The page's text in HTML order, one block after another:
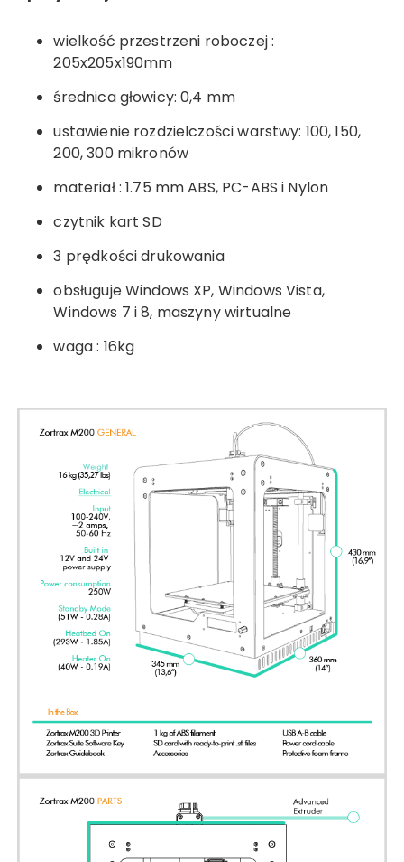
wielkość przestrzeni roboczej :
205x205x190mm
średnica głowicy: 0,4 mm
ustawienie rozdzielczości warstwy: 100, 150,
200, 300 mikronów
materiał : 1.75 mm ABS, PC-ABS i Nylon
czytnik kart SD
3 prędkości drukowania
obsługuje Windows XP, Windows Vista,
Windows 7 i 8, maszyny wirtualne
waga : 16kg